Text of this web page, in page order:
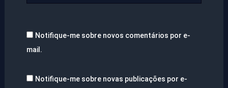
Notifique-me sobre novos comentários por e-
mail.
Notifique-me sobre novas publicações por e-